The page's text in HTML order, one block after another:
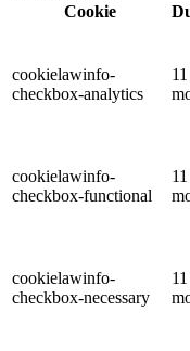
Cookie
cookielawinfo-
checkbox-analytics
11
cookielawinfo-
checkbox-functional
11
cookielawinfo-
checkbox-necessary
11